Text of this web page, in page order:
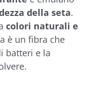
della seta.
colori naturali e
è un fibra che
batteri e la